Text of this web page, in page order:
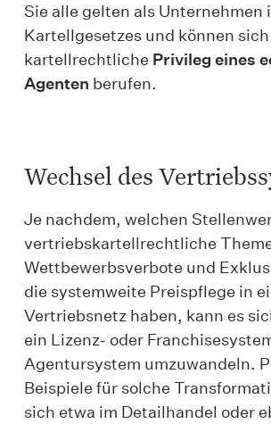
Sie alle gelten als Unternehmen
Kartellgesetzes und können
kartellrechtliche Privileg eines
Agenten berufen.
Wechsel des
Je nachdem, welchen
vertriebskartellrechtliche
Wettbewerbsverbote und
die systemweite Preispflege in
Vertriebsnetz haben, kann es
ein Lizenz- oder
Agentursystem umzuwandeln.
Beispiele für solche
sich etwa im Detailhandel oder